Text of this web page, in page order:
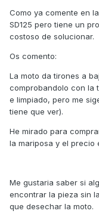
Como ya comente en
SD125 pero tiene un
costoso de solucionar.
Os comento:
La moto da tirones a
comprobandolo con la
e limpiado, pero me
tiene que ver).
He mirado para
la mariposa y el precio
Me gustaria saber si
encontrar la pieza sin
que desechar la moto.